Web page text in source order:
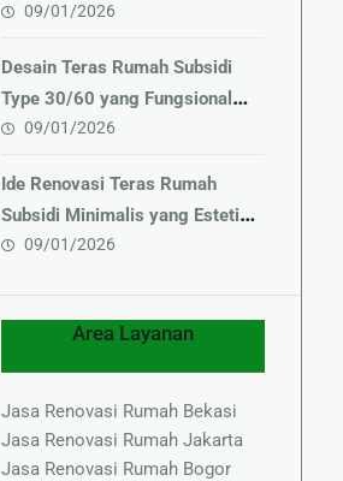
Minimalis yang Bernilai Tinggi
09/01/2026
Desain Teras Rumah Subsidi
Type 30/60 yang Fungsional
dan Elegan
09/01/2026
Ide Renovasi Teras Rumah
Subsidi Minimalis yang Estetik
& Hemat Biaya
09/01/2026
Area Layanan
Jasa Renovasi Rumah Bekasi
Jasa Renovasi Rumah Jakarta
Jasa Renovasi Rumah Bogor